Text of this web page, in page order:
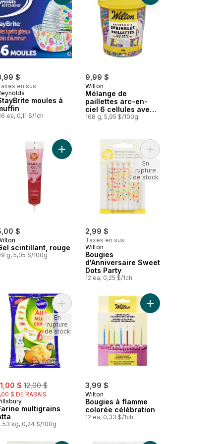
$
en sus
moules à
ea, 0,11 $/1ch
9,99 $
Wilton
Mélange de
paillettes arc-en-
ciel 6 cellules avec
couvercle rotatif,
168 g, 5,95 $/100g
au panier
scintillant, bleu au panier
$
scintillant, rouge
g, 5,05 $/100g
Ajouter Gel scintillant, rouge au panier
2,99 $
Taxes en sus
Wilton
Bougies
d'Anniversaire Sweet
Dots Party
12 ea, 0,25 $/1ch
Ajouter Bougies
En
rupture
de stock
blanc au panierpreferred fondant blanc vanille au panier
$ , formerly:
12,00 $
$ DE RABAIS
multigrains
kg, 0,24 $/100g
Ajouter Farine multigrains Atta au panier
En
rupture
de stock
3,99 $
Wilton
Bougies à flamme
colorée célébration
12 ea, 0,33 $/1ch
Ajouter Bougies à